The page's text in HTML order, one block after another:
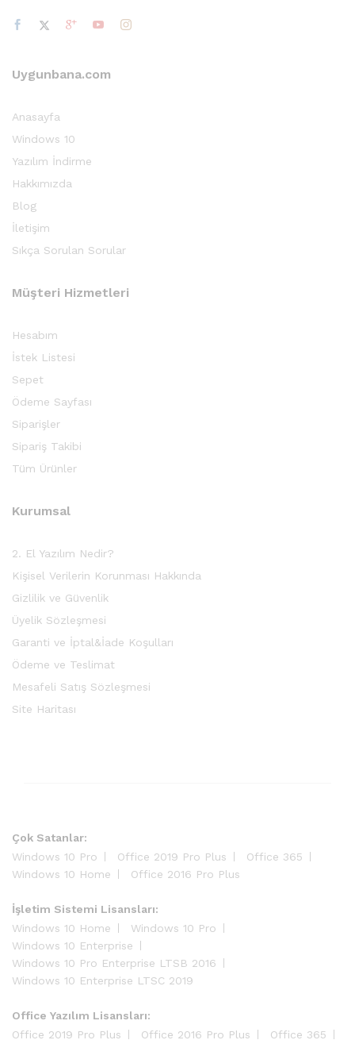
Uygunbana.com
Anasayfa
Windows 10
Yazılım İndirme
Hakkımızda
Blog
İletişim
Sıkça Sorulan Sorular
Müşteri Hizmetleri
Hesabım
İstek Listesi
Sepet
Ödeme Sayfası
Siparişler
Sipariş Takibi
Tüm Ürünler
Kurumsal
2. El Yazılım Nedir?
Kişisel Verilerin Korunması Hakkında
Gizlilik ve Güvenlik
Üyelik Sözleşmesi
Garanti ve İptal&İade Koşulları
Ödeme ve Teslimat
Mesafeli Satış Sözleşmesi
Site Haritası
Çok Satanlar:
Windows 10 Pro
Office 2019 Pro Plus
Office 365
Windows 10 Home
Office 2016 Pro Plus
İşletim Sistemi Lisansları:
Windows 10 Home
Windows 10 Pro
Windows 10 Enterprise
Windows 10 Pro Enterprise LTSB 2016
Windows 10 Enterprise LTSC 2019
Office Yazılım Lisansları:
Office 2019 Pro Plus
Office 2016 Pro Plus Office 365